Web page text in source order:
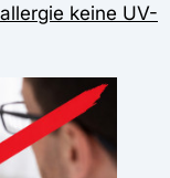
keine UV-